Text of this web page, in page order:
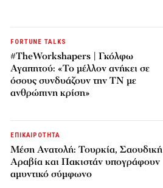
FORTUNE TALKS
#TheWorkshapers | Γκόλφω
Αγαπητού: «Το μέλλον ανήκει σε
όσους συνδυάζουν την ΤΝ με
ανθρώπινη κρίση»
ΕΠΙΚΑΙΡΟΤΗΤΑ
Μέση Ανατολή: Τουρκία, Σαουδική
Αραβία και Πακιστάν υπογράφουν
αμυντικό σύμφωνο